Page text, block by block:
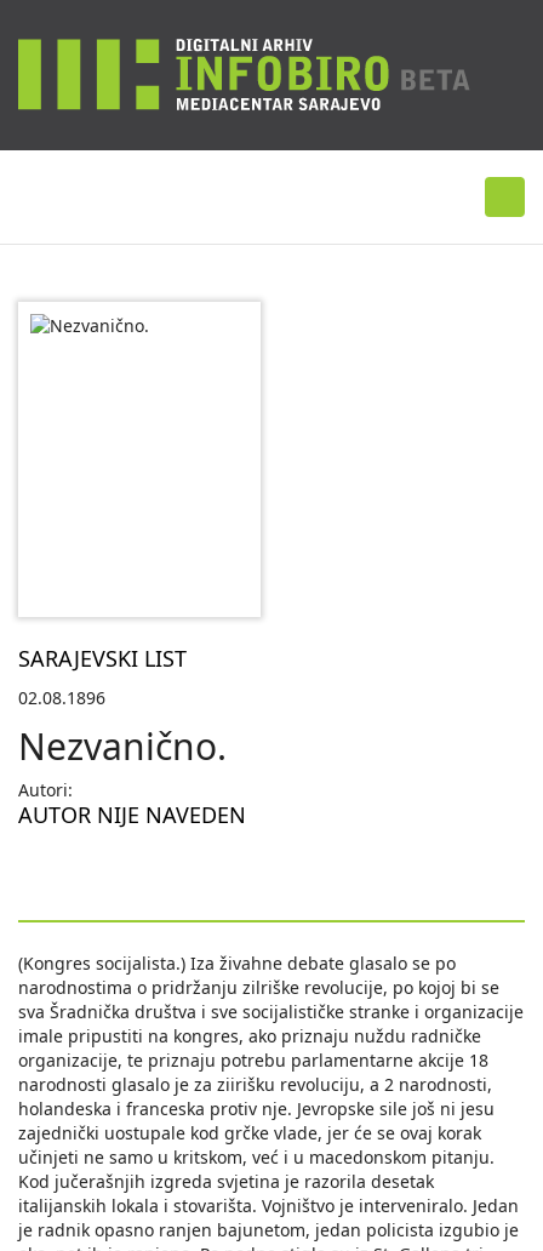
SARAJEVSKI LIST
02.08.1896
Nezvanično.
Autori:
AUTOR NIJE NAVEDEN
(Kongres socijalista.) Iza živahne debate glasalo se po
narodnostima o pridržanju zilriške revolucije, po kojoj bi se
sva Šradnička društva i sve socijalističke stranke i organizacije
imale pripustiti na kongres, ako priznaju nuždu radničke
organizacije, te priznaju potrebu parlamentarne akcije 18
narodnosti glasalo je za ziirišku revoluciju, a 2 narodnosti,
holandeska i franceska protiv nje. Jevropske sile još ni jesu
zajednički uostupale kod grčke vlade, jer će se ovaj korak
učinjeti ne samo u kritskom, već i u macedonskom pitanju.
Kod jučerašnjih izgreda svjetina je razorila desetak
italijanskih lokala i stovarišta. Vojništvo je interveniralo. Jedan
je radnik opasno ranjen bajunetom, jedan policista izgubio je